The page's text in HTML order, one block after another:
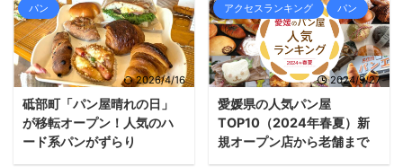
パン
2026/4/16
砥部町「パン屋晴れの日」
が移転オープン！人気のハ
ード系パンがずらり
アクセスランキング パン
2024/9/27
愛媛県の人気パン屋
TOP10（2024年春夏）新
規オープン店から老舗まで